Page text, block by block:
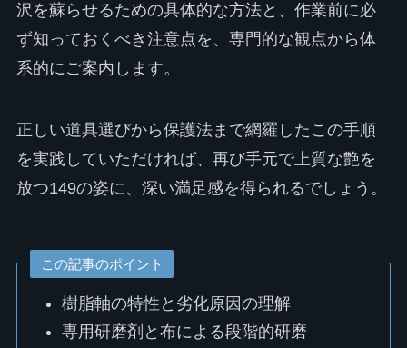
沢を蘇らせるための具体的な方法と、作業前に必
ず知っておくべき注意点を、専門的な観点から体
系的にご案内します。
正しい道具選びから保護法まで網羅したこの手順
を実践していただければ、再び手元で上質な艶を
放つ149の姿に、深い満足感を得られるでしょう。
この記事のポイント
樹脂軸の特性と劣化原因の理解
専用研磨剤と布による段階的研磨